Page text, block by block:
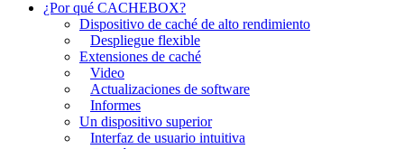
¿Por qué CACHEBOX?
Dispositivo de caché de alto rendimiento
Despliegue flexible
Extensiones de caché
Video
Actualizaciones de software
Informes
Un dispositivo superior
Interfaz de usuario intuitiva